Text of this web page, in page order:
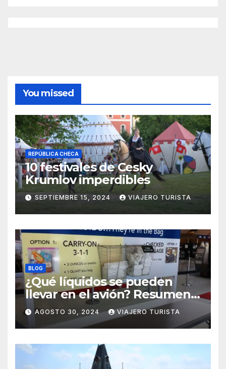
You missed
REPÚBLICA CHECA
10 festivales de Cesky
Krumlov imperdibles
SEPTIEMBRE 15, 2024 VIAJERO TURISTA
BLOG
¿Qué líquidos se pueden
llevar en el avión? Resumen
práctico y rápido
AGOSTO 30, 2024 VIAJERO TURISTA